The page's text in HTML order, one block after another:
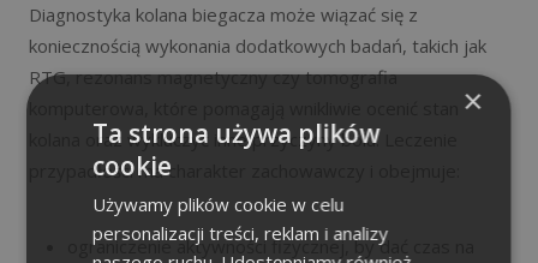
Diagnostyka kolana biegacza może wiązać się z
koniecznością wykonania dodatkowych badań, takich jak
RTG, rezonans magnetyczny czy tomografia
kolana oraz wykluczyć inne przyczyny bólu. Leczenie
przypadłości ma charakter zachowawczy i obejmuje:
ograniczenie aktywności fizycznej, by dać czas na
×
Ta strona używa plików
cookie
Używamy plików cookie w celu
personalizacji treści, reklam i analizy